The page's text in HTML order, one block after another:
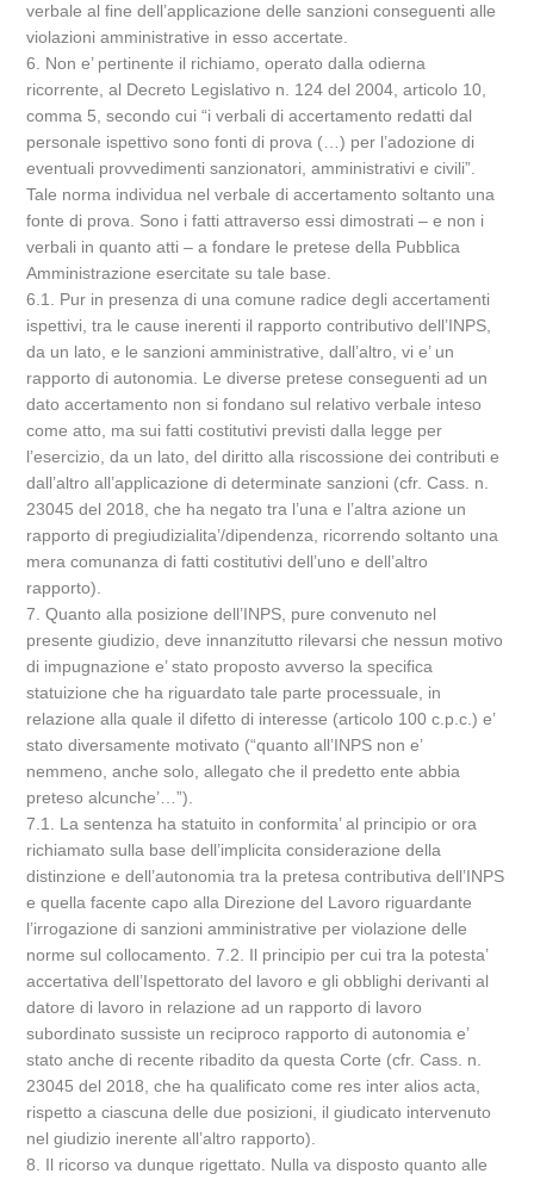
verbale al fine dell’applicazione delle sanzioni conseguenti alle
violazioni amministrative in esso accertate.
6. Non e’ pertinente il richiamo, operato dalla odierna
ricorrente, al Decreto Legislativo n. 124 del 2004, articolo 10,
comma 5, secondo cui “i verbali di accertamento redatti dal
personale ispettivo sono fonti di prova (…) per l’adozione di
eventuali provvedimenti sanzionatori, amministrativi e civili”.
Tale norma individua nel verbale di accertamento soltanto una
fonte di prova. Sono i fatti attraverso essi dimostrati – e non i
verbali in quanto atti – a fondare le pretese della Pubblica
Amministrazione esercitate su tale base.
6.1. Pur in presenza di una comune radice degli accertamenti
ispettivi, tra le cause inerenti il rapporto contributivo dell’INPS,
da un lato, e le sanzioni amministrative, dall’altro, vi e’ un
rapporto di autonomia. Le diverse pretese conseguenti ad un
dato accertamento non si fondano sul relativo verbale inteso
come atto, ma sui fatti costitutivi previsti dalla legge per
l’esercizio, da un lato, del diritto alla riscossione dei contributi e
dall’altro all’applicazione di determinate sanzioni (cfr. Cass. n.
23045 del 2018, che ha negato tra l’una e l’altra azione un
rapporto di pregiudizialita’/dipendenza, ricorrendo soltanto una
mera comunanza di fatti costitutivi dell’uno e dell’altro
rapporto).
7. Quanto alla posizione dell’INPS, pure convenuto nel
presente giudizio, deve innanzitutto rilevarsi che nessun motivo
di impugnazione e’ stato proposto avverso la specifica
statuizione che ha riguardato tale parte processuale, in
relazione alla quale il difetto di interesse (articolo 100 c.p.c.) e’
stato diversamente motivato (“quanto all’INPS non e’
nemmeno, anche solo, allegato che il predetto ente abbia
preteso alcunche’…”).
7.1. La sentenza ha statuito in conformita’ al principio or ora
richiamato sulla base dell’implicita considerazione della
distinzione e dell’autonomia tra la pretesa contributiva dell’INPS
e quella facente capo alla Direzione del Lavoro riguardante
l’irrogazione di sanzioni amministrative per violazione delle
norme sul collocamento. 7.2. Il principio per cui tra la potesta’
accertativa dell’Ispettorato del lavoro e gli obblighi derivanti al
datore di lavoro in relazione ad un rapporto di lavoro
subordinato sussiste un reciproco rapporto di autonomia e’
stato anche di recente ribadito da questa Corte (cfr. Cass. n.
23045 del 2018, che ha qualificato come res inter alios acta,
rispetto a ciascuna delle due posizioni, il giudicato intervenuto
nel giudizio inerente all’altro rapporto).
8. Il ricorso va dunque rigettato. Nulla va disposto quanto alle